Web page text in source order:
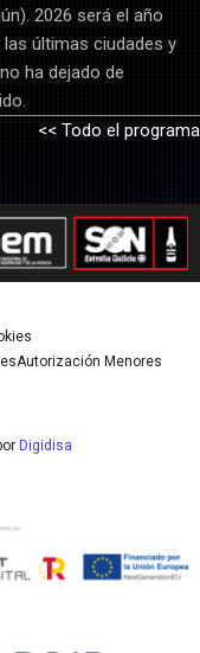
2026 será el año
últimas ciudades y
ha dejado de
<< Todo el programa
Digidisa
Autorización Menores